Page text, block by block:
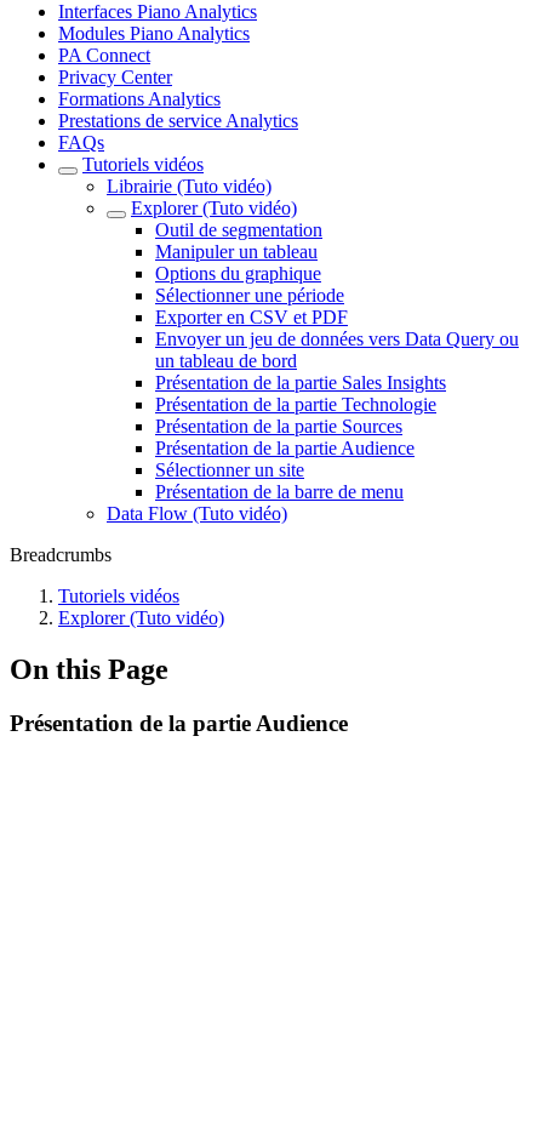
Interfaces Piano Analytics
Modules Piano Analytics
PA Connect
Privacy Center
Formations Analytics
Prestations de service Analytics
FAQs
Tutoriels vidéos
Librairie (Tuto vidéo)
Explorer (Tuto vidéo)
Outil de segmentation
Manipuler un tableau
Options du graphique
Sélectionner une période
Exporter en CSV et PDF
Envoyer un jeu de données vers Data Query ou
un tableau de bord
Présentation de la partie Sales Insights
Présentation de la partie Technologie
Présentation de la partie Sources
Présentation de la partie Audience
Sélectionner un site
Présentation de la barre de menu
Data Flow (Tuto vidéo)
Breadcrumbs
Tutoriels vidéos
Explorer (Tuto vidéo)
On this Page
Présentation de la partie Audience